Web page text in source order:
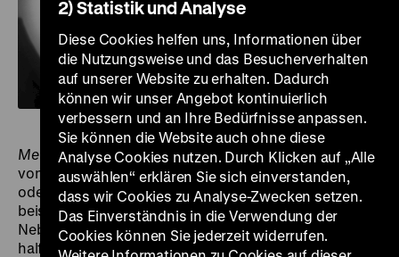
Menschen am Sonntag konnte nur durch ein Netzwerk
von Leuten entstehen, die einander freundschaftlich
oder familiär verbunden waren. Eine Gestalt war
beispielsweise Robert Siodmaks Onkel Heinrich
Nebenzahl, der Chef der renommierten Nero-Film. Er
half bei der Finanzierung. Auch im Exil bestand das
2) Statistik und Analyse
Diese Cookies helfen uns, Informationen über
die Nutzungsweise und das Besucherverhalten
auf unserer Website zu erhalten. Dadurch
können wir unser Angebot kontinuierlich
verbessern und an Ihre Bedürfnisse anpassen.
Sie können die Website auch ohne diese
Analyse Cookies nutzen. Durch Klicken auf „Alle
auswählen“ erklären Sie sich einverstanden,
dass wir Cookies zu Analyse-Zwecken setzen.
Das Einverständnis in die Verwendung der
Cookies können Sie jederzeit widerrufen.